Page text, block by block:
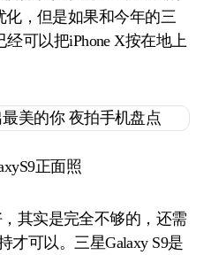
，但是如果和今年的三
经可以把iPhone X按在地上
正面照
其实是完全不够的，还需
才可以。三星Galaxy S9是